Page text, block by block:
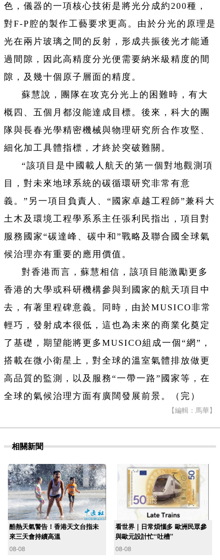
色，儀器的一項核心技術是將光分成約200種，
對F-P腔的製作工藝要求更高。由於分光的原理是
光在兩片玻璃之間的反射，形成共振後光才能通
過間隙，因此高精度分光便需要納米級精度的間
隙，及幾十個原子層面的精度。
蘇慧說，團隊在攻克分光上的困難時，有大
概四、五個月都沒能達成目標。後來，科大的團
隊與長春光學精密機械與物理研究所合作攻堅、
細化加工具體指標，才終於突破難關。
“該項目是中國載人航天的第一個對地觀測項
目，對未來地球系統的碳循環研究非常有意
義。”另一項目負責人、“國家卓越工程師”兼科大
土木及環境工程學系系主任張利民指出，項目對
服務國家“碳達峰、碳中和”戰略及聯合國全球氣
候治理亦有重要的應用價值。
對香港而言，蘇慧相信，該項目能激勵更多
香港的大學或科研機構參與到國家的航天項目中
去，有著里程碑意義。同時，由於MUSICO非常
輕巧，發射成本很低，這也為未來的商業化奠定
了基礎，期望能將更多MUSICO組成一個“網”，
搭載在微小衛星上，對全球的溫室氣體排放做更
高品質的監測，以及服務“一帶一路”國家等，在
全球的氣候治理方面有廣闊發展前景。（完）
【編輯：馬華】
相關新聞
酷熱天氣警告！香港天文台指未
來三天會持續高溫
08-08
看世界｜日常煩惱多 歐洲民眾參
與歐元設計忙“吐槽”
08-08